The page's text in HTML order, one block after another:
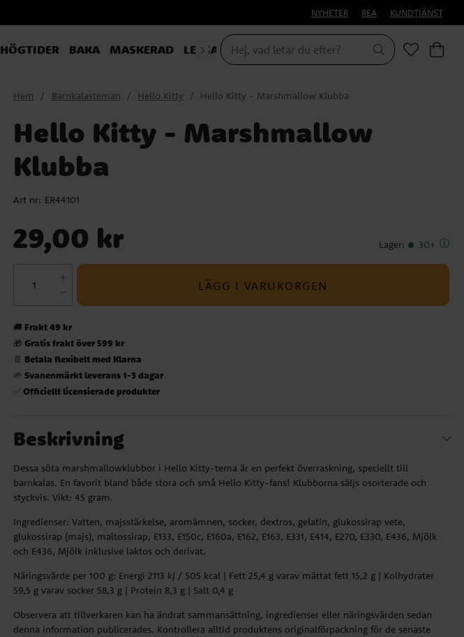
NYHETER REA KUNDTJÄNST
HÖGTIDER BAKA MASKERAD LEKSAKER & PRESENTER
Hem Barnkalasteman Hello Kitty Hello Kitty - Marshmallow Klubba
Hello Kitty - Marshmallow
Klubba
Art nr: ER44101
29,00 kr Lager: 30+
LÄGG I VARUKORGEN
🚚 Frakt 49 kr
🎁Gratis frakt över 599 kr
📄 Betala flexibelt med Klarna
🌱Svanenmärkt leverans 1-3 dagar
✅Officiellt licensierade produkter
Beskrivning
Dessa söta marshmallowklubbor i Hello Kitty-tema är en perfekt överraskning, speciellt till
barnkalas. En favorit bland både stora och små Hello Kitty-fans! Klubborna säljs osorterade och
styckvis. Vikt: 45 gram.
Ingredienser: Vatten, majsstärkelse, aromämnen, socker, dextros, gelatin, glukossirap vete,
glukossirap (majs), maltossirap, E133, E150c, E160a, E162, E163, E331, E414, E270, E330, E436, Mjölk
och E436, Mjölk inklusive laktos och derivat.
Näringsvärde per 100 g: Energi 2113 kJ / 505 kcal | Fett 25,4 g varav mättat fett 15,2 g | Kolhydrater
59,5 g varav socker 58,3 g | Protein 8,3 g | Salt 0,4 g
Observera att tillverkaren kan ha ändrat sammansättning, ingredienser eller näringsvärden sedan
denna information publicerades. Kontrollera alltid produktens originalförpackning för de senaste